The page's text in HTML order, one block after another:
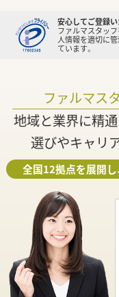
安心してご登録
ファルマスタッフ
人情報を適切に
ています。
ファルマス
地域と業界に精
選びやキャリ
全国12拠点を展開し